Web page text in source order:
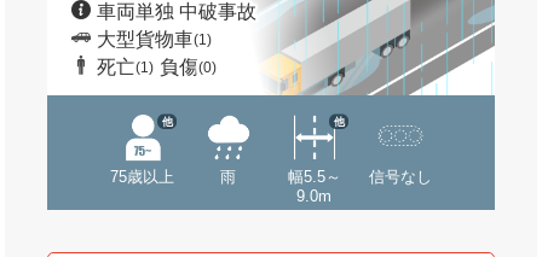
車両単独 中破事故
大型貨物車(1)
死亡(1) 負傷(0)
75歳以上
他
雨
幅5.5～
9.0m
他
信号なし